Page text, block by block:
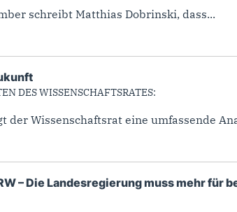
schreibt Matthias Dobrinski, dass...
DES WISSENSCHAFTSRATES:
Wissenschaftsrat eine umfassende
– Die Landesregierung muss mehr für